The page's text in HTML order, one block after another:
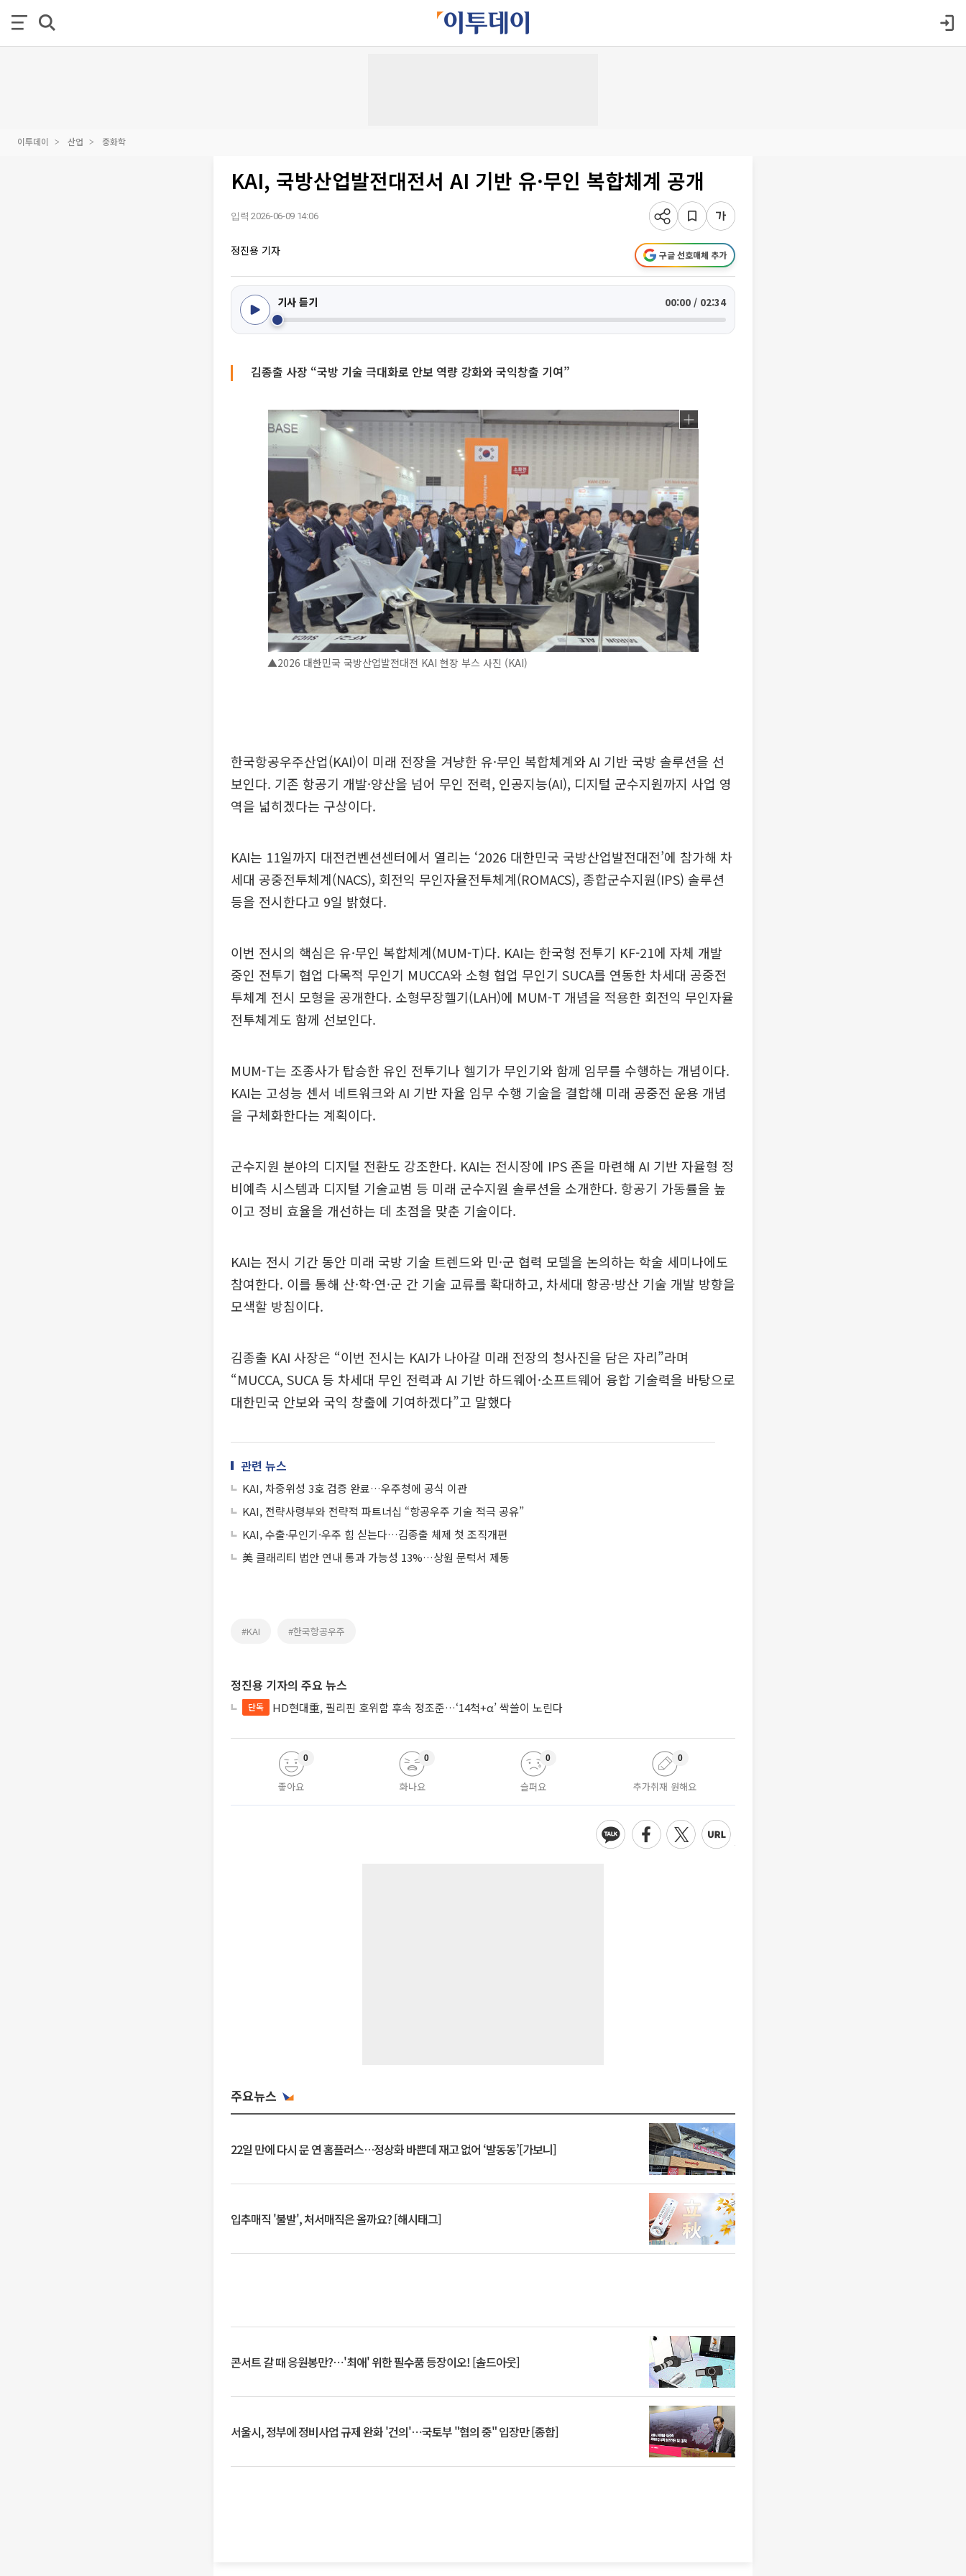
이투데이 산업 중화학
KAI, 국방산업발전대전서 AI 기반 유·무인 복합체계 공개
입력 2026-06-09 14:06
정진용 기자 구글 선호매체 추가
기사 듣기 00:00 / 02:34
김종출 사장 “국방 기술 극대화로 안보 역량 강화와 국익창출 기여”
▲2026 대한민국 국방산업발전대전 KAI 현장 부스 사진 (KAI)
한국항공우주산업(KAI)이 미래 전장을 겨냥한 유·무인 복합체계와 AI 기반 국방 솔루션을 선
보인다. 기존 항공기 개발·양산을 넘어 무인 전력, 인공지능(AI), 디지털 군수지원까지 사업 영
역을 넓히겠다는 구상이다.
KAI는 11일까지 대전컨벤션센터에서 열리는 ‘2026 대한민국 국방산업발전대전’에 참가해 차
세대 공중전투체계(NACS), 회전익 무인자율전투체계(ROMACS), 종합군수지원(IPS) 솔루션
등을 전시한다고 9일 밝혔다.
이번 전시의 핵심은 유·무인 복합체계(MUM-T)다. KAI는 한국형 전투기 KF-21에 자체 개발
중인 전투기 협업 다목적 무인기 MUCCA와 소형 협업 무인기 SUCA를 연동한 차세대 공중전
투체계 전시 모형을 공개한다. 소형무장헬기(LAH)에 MUM-T 개념을 적용한 회전익 무인자율
전투체계도 함께 선보인다.
MUM-T는 조종사가 탑승한 유인 전투기나 헬기가 무인기와 함께 임무를 수행하는 개념이다.
KAI는 고성능 센서 네트워크와 AI 기반 자율 임무 수행 기술을 결합해 미래 공중전 운용 개념
을 구체화한다는 계획이다.
군수지원 분야의 디지털 전환도 강조한다. KAI는 전시장에 IPS 존을 마련해 AI 기반 자율형 정
비예측 시스템과 디지털 기술교범 등 미래 군수지원 솔루션을 소개한다. 항공기 가동률을 높
이고 정비 효율을 개선하는 데 초점을 맞춘 기술이다.
KAI는 전시 기간 동안 미래 국방 기술 트렌드와 민·군 협력 모델을 논의하는 학술 세미나에도
참여한다. 이를 통해 산·학·연·군 간 기술 교류를 확대하고, 차세대 항공·방산 기술 개발 방향을
모색할 방침이다.
김종출 KAI 사장은 “이번 전시는 KAI가 나아갈 미래 전장의 청사진을 담은 자리”라며
“MUCCA, SUCA 등 차세대 무인 전력과 AI 기반 하드웨어·소프트웨어 융합 기술력을 바탕으로
대한민국 안보와 국익 창출에 기여하겠다”고 말했다
관련 뉴스
KAI, 차중위성 3호 검증 완료…우주청에 공식 이관
KAI, 전략사령부와 전략적 파트너십 “항공우주 기술 적극 공유”
KAI, 수출·무인기·우주 힘 싣는다…김종출 체제 첫 조직개편
美 클래리티 법안 연내 통과 가능성 13%…상원 문턱서 제동
#KAI #한국항공우주
정진용 기자의 주요 뉴스
단독 HD현대重, 필리핀 호위함 후속 정조준…‘14척+α’ 싹쓸이 노린다
좋아요
0
화나요
0
슬퍼요
0
추가취재 원해요
0
주요뉴스
22일 만에 다시 문 연 홈플러스…정상화 바쁜데 재고 없어 ‘발동동’[가보니]
입추매직 '불발', 처서매직은 올까요? [해시태그]
콘서트 갈 때 응원봉만?⋯'최애' 위한 필수품 등장이오! [솔드아웃]
서울시, 정부에 정비사업 규제 완화 '건의'⋯국토부 "협의 중" 입장만 [종합]